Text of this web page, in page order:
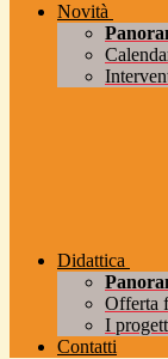
Novità
Didattica
Offerta
I
Contatti